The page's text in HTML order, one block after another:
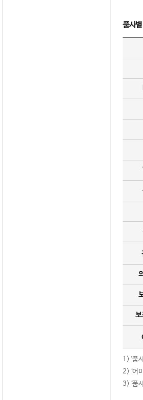
품사
보
1) '품
2) ‘어
3) ‘품